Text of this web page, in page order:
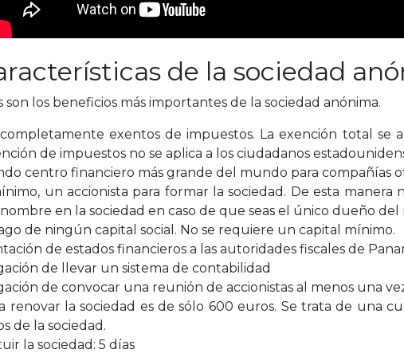
de la sociedad
los beneficios más importantes de la sociedad anónima.
exentos de impuestos. La exención total se
de impuestos no se aplica a los ciudadanos
centro financiero más grande del mundo para compañías
un accionista para formar la sociedad. De esta
en la sociedad en caso de que seas el único dueño del
de ningún capital social. No se requiere un capital mínimo.
de estados financieros a las autoridades fiscales de
de llevar un sistema de contabilidad
de convocar una reunión de accionistas al menos una
renovar la sociedad es de sólo 600 euros. Se trata de una
de la sociedad.
la sociedad: 5 días